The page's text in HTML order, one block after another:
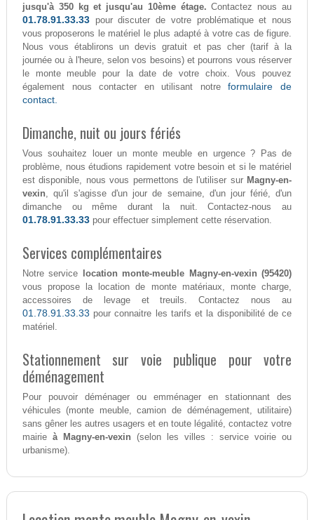
jusqu'à 350 kg et jusqu'au 10ème étage. Contactez nous au
01.78.91.33.33pour discuter de votre problématique et nous
vous proposerons le matériel le plus adapté à votre cas de figure.
Nous vous établirons un devis gratuit et pas cher (tarif à la
journée ou à l'heure, selon vos besoins) et pourrons vous réserver
le monte meuble pour la date de votre choix. Vous pouvez
également nous contacter en utilisant notreformulaire de
contact.
Dimanche, nuit ou jours fériés
Vous souhaitez louer un monte meuble en urgence ? Pas de
problème, nous étudions rapidement votre besoin et si le matériel
est disponible, nous vous permettons de l'utiliser sur Magny-en-
vexin, qu'il s'agisse d'un jour de semaine, d'un jour férié, d'un
dimanche ou même durant la nuit. Contactez-nous au
01.78.91.33.33 pour effectuer simplement cette réservation.
Services complémentaires
Notre service
location monte-meuble Magny-en-vexin (95420)
vous propose la location de monte matériaux, monte charge,
accessoires de levage et treuils. Contactez nous au
01.78.91.33.33 pour connaitre les tarifs et la disponibilité de ce
matériel.
Stationnement sur voie publique pour votre
déménagement
Pour pouvoir déménager ou emménager en stationnant des
véhicules (monte meuble, camion de déménagement, utilitaire)
sans gêner les autres usagers et en toute légalité, contactez votre
mairie à Magny-en-vexin (selon les villes : service voirie ou
urbanisme).